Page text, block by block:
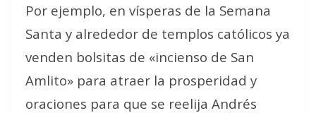
Por ejemplo, en vísperas de la Semana
Santa y alrededor de templos católicos ya
venden bolsitas de «incienso de San
Amlito» para atraer la prosperidad y
oraciones para que se reelija Andrés